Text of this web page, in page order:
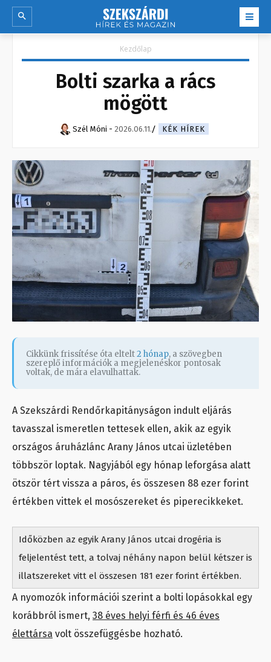
Kezdőlap
Bolti szarka a rács
mögött
Szél Móni - 2026.06.11. KÉK HÍREK
Cikkünk frissítése óta eltelt2 hónap, a szövegben
szereplő információk a megjelenéskor pontosak
voltak, de mára elavulhattak.
A Szekszárdi Rendőrkapitányságon indult eljárás
tavasszal ismeretlen tettesek ellen, akik az egyik
országos áruházlánc Arany János utcai üzletében
többször loptak. Nagyjából egy hónap leforgása alatt
ötször tért vissza a páros, és összesen 88 ezer forint
értékben vittek el mosószereket és piperecikkeket.
Időközben az egyik Arany János utcai drogéria is
feljelentést tett, a tolvaj néhány napon belül kétszer is
illatszereket vitt el összesen 181 ezer forint értékben.
A nyomozók információi szerint a bolti lopásokkal egy
korábbról ismert, 38 éves helyi férfi és 46 éves
élettársa volt összefüggésbe hozható.